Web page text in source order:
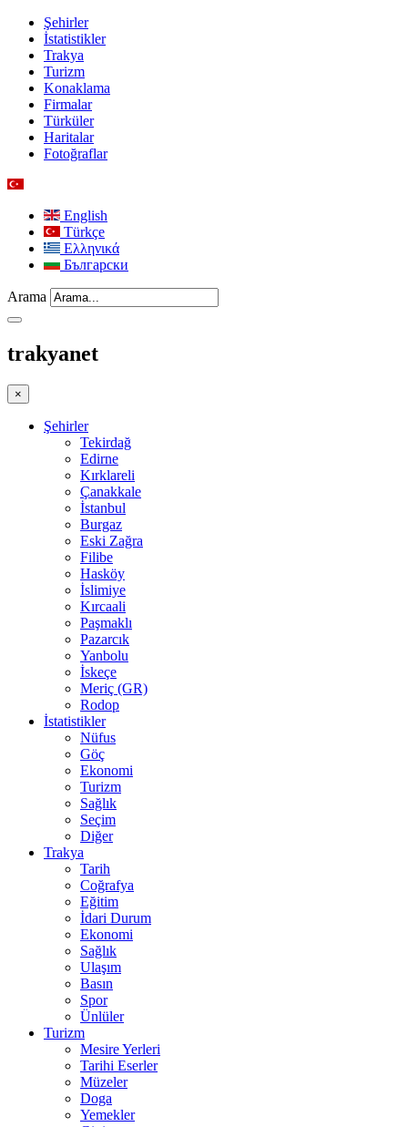
Şehirler
İstatistikler
Trakya
Turizm
Konaklama
Firmalar
Türküler
Haritalar
Fotoğraflar
English
Türkçe
Ελληνικά
Български
Arama
trakyanet
×
Şehirler
Tekirdağ
Edirne
Kırklareli
Çanakkale
İstanbul
Burgaz
Eski Zağra
Filibe
Hasköy
İslimiye
Kırcaali
Paşmaklı
Pazarcık
Yanbolu
İskeçe
Meriç (GR)
Rodop
İstatistikler
Nüfus
Göç
Ekonomi
Turizm
Sağlık
Seçim
Diğer
Trakya
Tarih
Coğrafya
Eğitim
İdari Durum
Ekonomi
Sağlık
Ulaşım
Basın
Spor
Ünlüler
Turizm
Mesire Yerleri
Tarihi Eserler
Müzeler
Doga
Yemekler